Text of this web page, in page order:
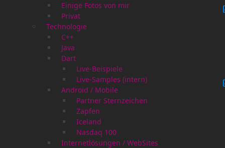
Einige Fotos von mir
Privat
Technologie
C++
Java
Dart
Live-Beispiele
Live-Samples (intern)
Android / Mobile
Partner Sternzeichen
Zapfen
Iceland
Nasdaq 100
Internetlösungen / WebSites